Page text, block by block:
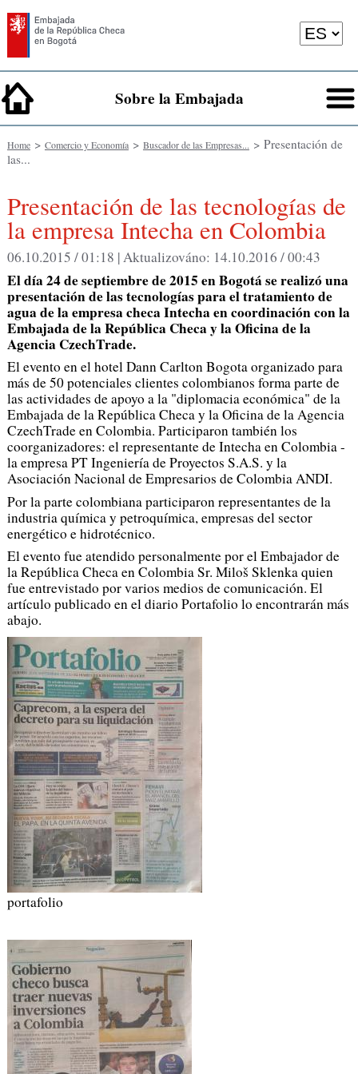
Sobre la Embajada
Home> Comercio y Economía> Buscador de las Empresas... > Presentación de
las...
Presentación de las tecnologías de
la empresa Intecha en Colombia
06.10.2015 / 01:18 |Aktualizováno: 14.10.2016 / 00:43
El día 24 de septiembre de 2015 en Bogotá se realizó una
presentación de las tecnologías para el tratamiento de
agua de la empresa checa Intecha en coordinación con la
Embajada de la República Checa y la Oficina de la
Agencia CzechTrade.
El evento en el hotel Dann Carlton Bogota organizado para
más de 50 potenciales clientes colombianos forma parte de
las actividades de apoyo a la "diplomacia económica" de la
Embajada de la República Checa y la Oficina de la Agencia
CzechTrade en Colombia. Participaron también los
coorganizadores: el representante de Intecha en Colombia -
la empresa PT Ingeniería de Proyectos S.A.S. y la
Asociación Nacional de Empresarios de Colombia ANDI.
Por la parte colombiana participaron representantes de la
industria química y petroquímica, empresas del sector
energético e hidrotécnico.
El evento fue atendido personalmente por el Embajador de
la República Checa en Colombia Sr. Miloš Sklenka quien
fue entrevistado por varios medios de comunicación. El
artículo publicado en el diario Portafolio lo encontrarán más
abajo.
portafolio